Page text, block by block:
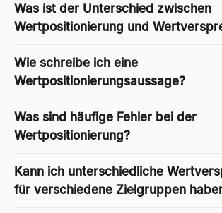
Was ist der Unterschied zwischen
Wertpositionierung und
Wie schreibe ich eine
Wertpositionierungsaussage?
Was sind häufige Fehler bei der
Wertpositionierung?
Kann ich unterschiedliche
für verschiedene Zielgruppen